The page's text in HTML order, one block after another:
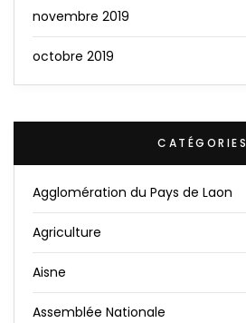
novembre 2019
octobre 2019
CATÉGORIES
Agglomération du Pays de Laon
Agriculture
Aisne
Assemblée Nationale